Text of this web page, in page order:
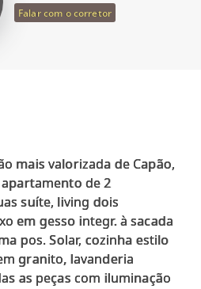
Falar com o corretor
mais valorizada de Capão,
de 2
suíte, living dois
em gesso integr. à sacada
pos. Solar, cozinha estilo
granito, lavanderia
as peças com iluminação